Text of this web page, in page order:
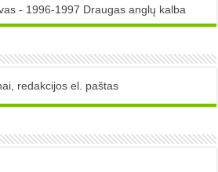
- 1996-1997 Draugas anglų kalba
redakcijos el. paštas